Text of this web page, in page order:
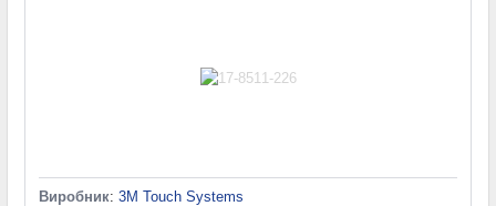
Виробник: 3M Touch Systems